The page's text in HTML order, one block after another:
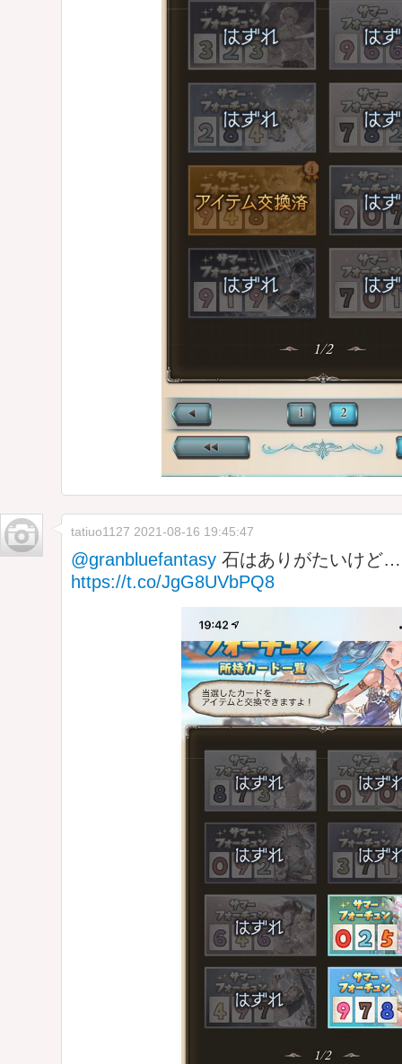
tatiuo1127 2021-08-16 19:45:47
@granbluefantasy 石はありがたいけど
https://t.co/JgG8UVbPQ8